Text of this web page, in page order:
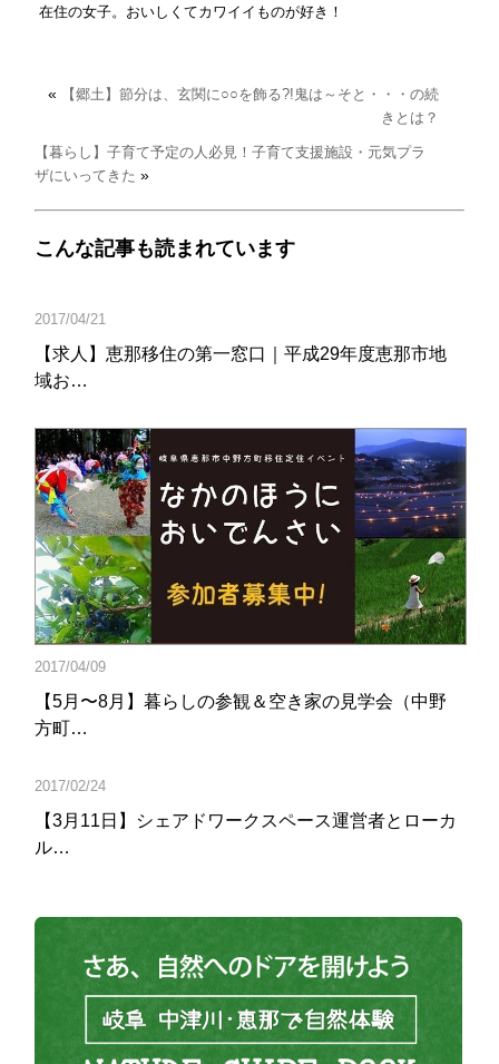
在住の女子。おいしくてカワイイものが好き！
«
【郷土】節分は、玄関に○○を飾る?!鬼は～そと・・・の続
きとは？
【暮らし】子育て予定の人必見！子育て支援施設・元気プラ
ザにいってきた »
こんな記事も読まれています
2017/04/21
【求人】恵那移住の第一窓口｜平成29年度恵那市地
域お…
2017/04/09
【5月〜8月】暮らしの参観＆空き家の見学会（中野
方町…
2017/02/24
【3月11日】シェアドワークスペース運営者とローカ
ル…